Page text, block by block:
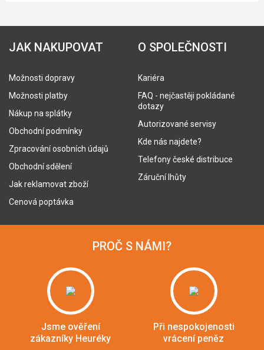
JAK NAKUPOVAT
Možnosti dopravy
Možnosti platby
Nákup na splátky
Obchodní podmínky
Zpracování osobních údajů
Obchodní sdělení
Jak reklamovat zboží
Cenová poptávka
O SPOLEČNOSTI
Kariéra
FAQ - nejčastěji pokládané
dotazy
Autorizované servisy
Kde nás najdete?
Telefony české distribuce
Záruční lhůty
PROČ S NÁMI?
Jsme ověření
zákazníky Heuréky
Při nespokojenosti
vrácení peněz